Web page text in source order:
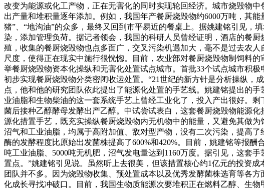
改变为能源或化工产物，正在无害化的同时实现轮回经济。城市烧毁物
出产量和堆积量逐年添加。例如，我国年产餐厨烧毁物约6000万吨，其
猪”、“地沟油”的众多，最终又回到市平易近的餐桌上。据姚建铭引见
染，添加管理负荷。据记者领会，我国的科研人员曾经证明，酒店的餐
殖，收集的餐厨烧毁物也点多面广，交叉污染机遇加大，毫不是过去农
尺度，使得正在现实中施行很恍惚。目前，农业部对餐厨烧毁物制饲料
举餐厨烧毁物资本化操纵和无害化处置试点城市。首批33个试点城市积
初步实现餐厨烧毁物分类密闭收运处置。“21世纪的新方针是分析操纵
点，他和他的研究团队依此提出了能源化处置的手艺线。姚建铭提出的
业油脂和生物柴油的这一套系统手艺上曾经工业化了，投入产出很好。
菌后接种乙醇酵母发酵出产乙醇。中试尝试表白，这套餐厨烧毁物能源
源化措置手艺，既充实操纵餐厨烧毁物内无机物中的能量，又避免其做
沼气和工业油脂，均属于高附加值、敌对型产物，没有二次污染，提高
酶的发酵程度比原始出发菌株提高了600%和420%。目前，姚建铭等报
吨工业油脂、5000吨无机肥，沼气发电量达到1160万度。据引见，这套
置点。”姚建铭引见说。虽然听上去很美，但该措置核心约1亿元的投资
团队并不多。因为烧毁物收集、预处置成本以及优秀发酵菌株选育等各
化成长寻找冲破口。目前，我国生物质能源次要堆积正在燃料乙醇、生